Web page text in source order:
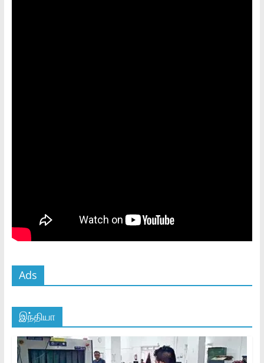
Ads
இந்தியா